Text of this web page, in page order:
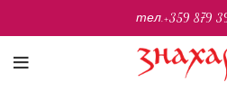
тел.+359 879